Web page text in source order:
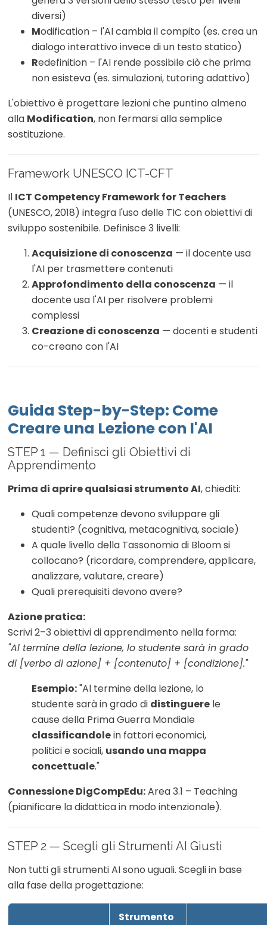
diversi)
Modification – l'AI cambia il compito (es. crea un
dialogo interattivo invece di un testo statico)
Redefinition – l'AI rende possibile ciò che prima
non esisteva (es. simulazioni, tutoring adattivo)
L'obiettivo è progettare lezioni che puntino almeno
alla Modification, non fermarsi alla semplice
sostituzione.
Framework UNESCO ICT-CFT
Il ICT Competency Framework for Teachers
(UNESCO, 2018) integra l'uso delle TIC con obiettivi di
sviluppo sostenibile. Definisce 3 livelli:
Acquisizione di conoscenza — il docente usa
l'AI per trasmettere contenuti
Approfondimento della conoscenza — il
docente usa l'AI per risolvere problemi
complessi
Creazione di conoscenza — docenti e studenti
co-creano con l'AI
Guida Step-by-Step: Come
Creare una Lezione con l'AI
STEP 1 — Definisci gli Obiettivi di
Apprendimento
Prima di aprire qualsiasi strumento AI, chiediti:
Quali competenze devono sviluppare gli
studenti? (cognitiva, metacognitiva, sociale)
A quale livello della Tassonomia di Bloom si
collocano? (ricordare, comprendere, applicare,
analizzare, valutare, creare)
Quali prerequisiti devono avere?
Azione pratica:
Scrivi 2–3 obiettivi di apprendimento nella forma:
"Al termine della lezione, lo studente sarà in grado
di [verbo di azione] + [contenuto] + [condizione]."
Esempio:"Al termine della lezione, lo
studente sarà in grado di distinguere le
cause della Prima Guerra Mondiale
classificandolein fattori economici,
politici e sociali, usando una mappa
concettuale."
Connessione DigCompEdu:Area 3.1 – Teaching
(pianificare la didattica in modo intenzionale).
STEP 2 — Scegli gli Strumenti AI Giusti
Non tutti gli strumenti AI sono uguali. Scegli in base
alla fase della progettazione:
Strumento